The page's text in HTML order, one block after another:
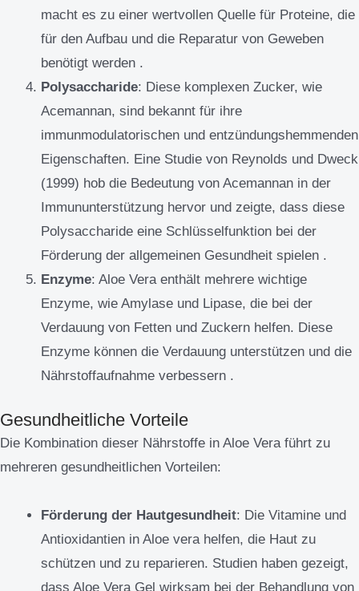
macht es zu einer wertvollen Quelle für Proteine, die
für den Aufbau und die Reparatur von Geweben
benötigt werden .
Polysaccharide: Diese komplexen Zucker, wie
Acemannan, sind bekannt für ihre
immunmodulatorischen und entzündungshemmenden
Eigenschaften. Eine Studie von Reynolds und Dweck
(1999) hob die Bedeutung von Acemannan in der
Immununterstützung hervor und zeigte, dass diese
Polysaccharide eine Schlüsselfunktion bei der
Förderung der allgemeinen Gesundheit spielen .
Enzyme: Aloe Vera enthält mehrere wichtige
Enzyme, wie Amylase und Lipase, die bei der
Verdauung von Fetten und Zuckern helfen. Diese
Enzyme können die Verdauung unterstützen und die
Nährstoffaufnahme verbessern .
Gesundheitliche Vorteile
Die Kombination dieser Nährstoffe in Aloe Vera führt zu
mehreren gesundheitlichen Vorteilen:
Förderung der Hautgesundheit: Die Vitamine und
Antioxidantien in Aloe vera helfen, die Haut zu
schützen und zu reparieren. Studien haben gezeigt,
dass Aloe Vera Gel wirksam bei der Behandlung von